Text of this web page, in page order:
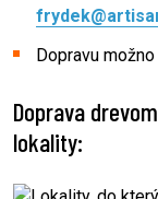
Dopravu
Doprava
lokality: